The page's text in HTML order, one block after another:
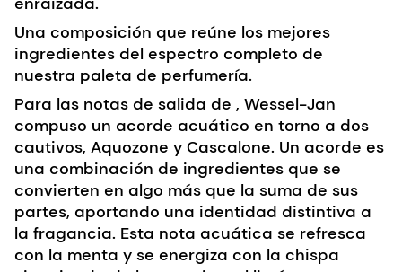
Una composición que reúne los mejores
ingredientes del espectro completo de
nuestra paleta de perfumería.
Para las notas de salida de , Wessel-Jan
compuso un acorde acuático en torno a dos
cautivos, Aquozone y Cascalone. Un acorde es
una combinación de ingredientes que se
convierten en algo más que la suma de sus
partes, aportando una identidad distintiva a
la fragancia. Esta nota acuática se refresca
con la menta y se energiza con la chispa